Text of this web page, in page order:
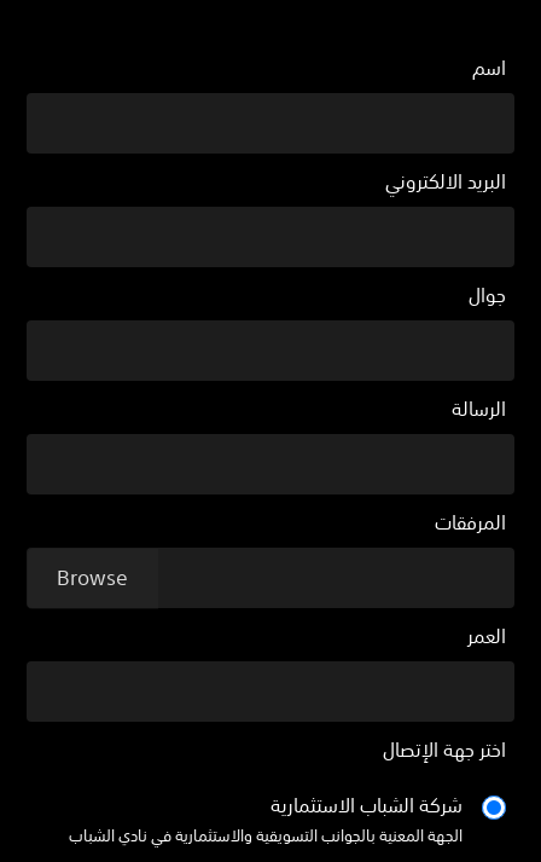
اسم
البريد الالكتروني
جوال
الرسالة
المرفقات
العمر
اختر جهة الإتصال
شركة الشباب الاستثمارية
الجهة المعنية بالجوانب التسويقية والاستثمارية في نادي الشباب